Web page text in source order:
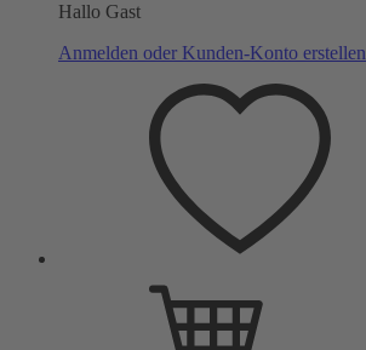
Hallo Gast
Anmelden oder Kunden-Konto erstellen